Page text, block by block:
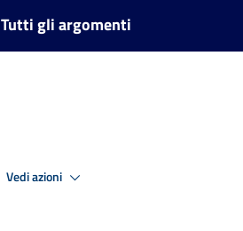
Tutti gli argomenti
Vedi azioni